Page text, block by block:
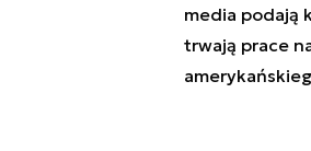
media podają
trwają prace